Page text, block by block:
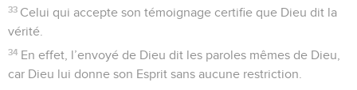
33 Celui qui accepte son témoignage certifie que Dieu dit la
vérité.
34 En effet, l’envoyé de Dieu dit les paroles mêmes de Dieu,
car Dieu lui donne son Esprit sans aucune restriction.